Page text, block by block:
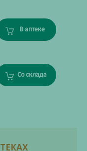
В аптеке
Со склада